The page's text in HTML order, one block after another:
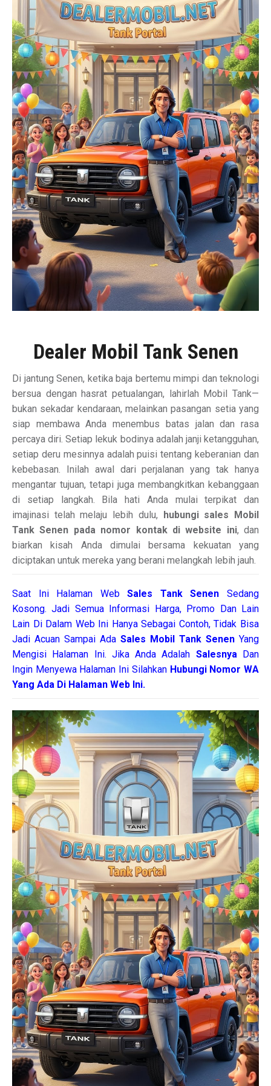
Dealer Mobil Tank Senen
Di jantung Senen, ketika baja bertemu mimpi dan teknologi
bersua dengan hasrat petualangan, lahirlah Mobil Tank—
bukan sekadar kendaraan, melainkan pasangan setia yang
siap membawa Anda menembus batas jalan dan rasa
percaya diri. Setiap lekuk bodinya adalah janji ketangguhan,
setiap deru mesinnya adalah puisi tentang keberanian dan
kebebasan. Inilah awal dari perjalanan yang tak hanya
mengantar tujuan, tetapi juga membangkitkan kebanggaan
di setiap langkah. Bila hati Anda mulai terpikat dan
imajinasi telah melaju lebih dulu,
hubungi sales Mobil
Tank Senen pada nomor kontak di website ini, dan
biarkan kisah Anda dimulai bersama kekuatan yang
diciptakan untuk mereka yang berani melangkah lebih jauh.
Saat Ini Halaman WebSales Tank SenenSedang
Kosong. Jadi Semua Informasi Harga, Promo Dan Lain
Lain Di Dalam Web Ini Hanya Sebagai Contoh, Tidak Bisa
Jadi Acuan Sampai Ada Sales Mobil Tank Senen Yang
Mengisi Halaman Ini. Jika Anda Adalah SalesnyaDan
Ingin Menyewa Halaman Ini Silahkan Hubungi Nomor WA
Yang Ada Di Halaman Web Ini.